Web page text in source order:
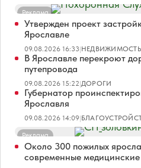
Реклама
Утвержден проект
Ярославле
09.08.2026 16:33|НЕДВИЖИМОСТЬ
В Ярославле перекроют
путепровода
09.08.2026 15:22|ДОРОГИ
Губернатор
Ярославля
09.08.2026 14:09|
Реклама
Около 300 пожилых
современные